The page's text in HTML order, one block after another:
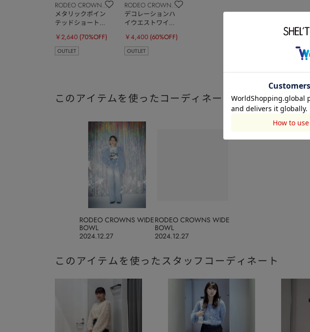
RODEO CROWNS
WIDE BOWL
メタリックポイン
テッドショートブ
￥2,640 (70%OFF)
OUTLET
RODEO CROWNS
WIDE BOWL
デコレーションハ
イウエストワイド
￥4,400 (60%OFF)
OUTLET
このアイテムを使ったコーディネート
2024.12.27
RODEO CROWNS WIDE
BOWL
2024.12.27
RODEO CROWNS WIDE
BOWL
このアイテムを使ったスタッフコーディネート